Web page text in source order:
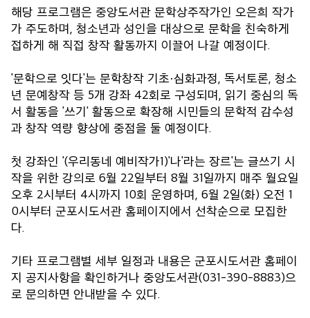
해당 프로그램은 중앙도서관 문학상주작가인 오은희 작가
가 주도하며, 청소년과 성인을 대상으로 문학을 친숙하게
접하게 해 직접 창작 활동까지 이끌어 나갈 예정이다.
'문학으로 잇다'는 문학창작 기초·심화과정, 독서토론, 청소
년 문예창작 등 5개 강좌 42회로 구성되며, 읽기 중심의 독
서 활동을 '쓰기' 활동으로 확장해 시민들의 문학적 감수성
과 창작 역량 향상에 중점을 둘 예정이다.
첫 강좌인 '(우리동네 예비작가1)'나'라는 장르'는 글쓰기 시
작을 위한 강의로 6월 22일부터 8월 31일까지 매주 월요일
오후 2시부터 4시까지 10회 운영하며, 6월 2일(화) 오전 1
0시부터 군포시도서관 홈페이지에서 선착순으로 모집한
다.
기타 프로그램별 세부 일정과 내용은 군포시도서관 홈페이
지 공지사항을 확인하거나 중앙도서관(031-390-8883)으
로 문의하면 안내받을 수 있다.